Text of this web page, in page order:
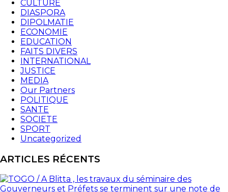
CULTURE
DIASPORA
DIPOLMATIE
ECONOMIE
EDUCATION
FAITS DIVERS
INTERNATIONAL
JUSTICE
MEDIA
Our Partners
POLITIQUE
SANTE
SOCIETE
SPORT
Uncategorized
ARTICLES RÉCENTS